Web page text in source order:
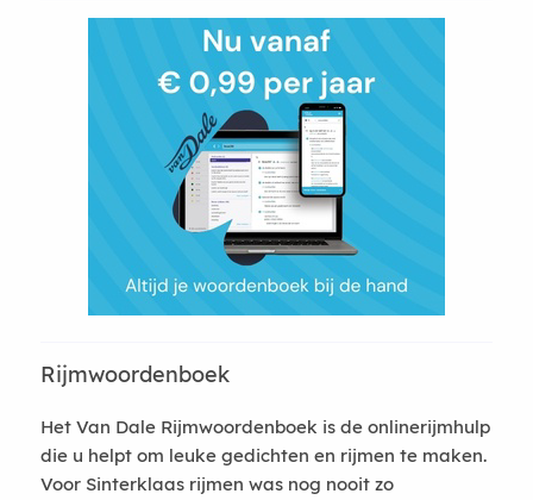
Rijmwoordenboek
Het Van Dale Rijmwoordenboek is de onlinerijmhulp
die u helpt om leuke gedichten en rijmen te maken.
Voor Sinterklaas rijmen was nog nooit zo